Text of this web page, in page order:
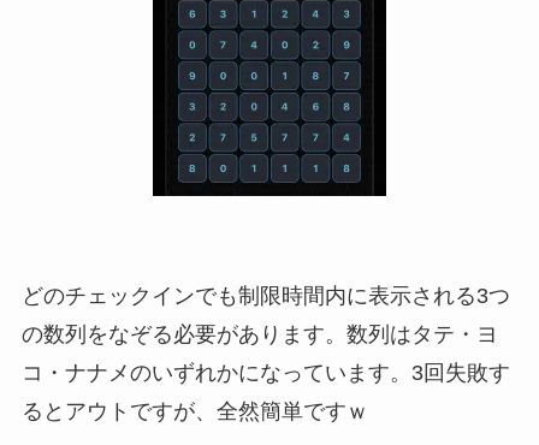
どのチェックインでも制限時間内に表示される3つ
の数列をなぞる必要があります。数列はタテ・ヨ
コ・ナナメのいずれかになっています。3回失敗す
るとアウトですが、全然簡単ですｗ